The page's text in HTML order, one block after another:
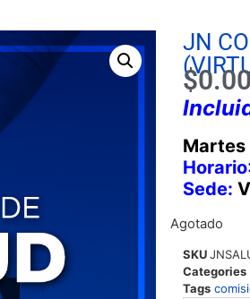
JN
$
Martes
Horario
Sede:
Agotado
SKU
Categories
Tags